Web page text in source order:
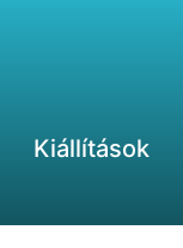
Kiállítások